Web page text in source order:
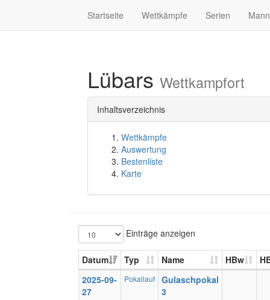
Startseite Wettkämpfe Serien
Lübars Wettkampfort
Inhaltsverzeichnis
Wettkämpfe
Auswertung
Bestenliste
Karte
Einträge anzeigen
Datum Typ Name HBw
2025-09-
27
Pokallauf
Gulaschpokal
3